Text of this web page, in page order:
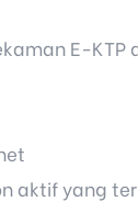
E-KTP
aktif yang